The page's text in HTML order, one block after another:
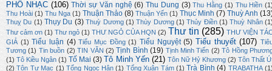
PHỔ NHẠC (106) Thời sự Văn nghệ (6) Thu Dung (3) Thu Hằng (1) Thu Hiền
Thu Hoài (1) Thu Nga (1) Thuận Thảo (8) Thuận Yến (1) Thục Minh (7) Thuỳ Anh
Thuỵ Du (1) Thụy Du (3) Thuỳ Dương (1) Thùy Dương (1) Thủy Điền (1) Thuỳ Nhân
Thư cảm ơn (1) Thư ngỏ (1) THƯ NGỎ CỦA HQN (2) Thư tin (285) THƯ VIỆN
GIẢ (1) Tiểu luận (4) Tiểu Mục Đồng (1) Tiểu Nguyệt (5) Tiểu thuyết (107)
Tương (1) Tin buồn (2) TIN VĂN (2) Tịnh Bình (19) Tịnh Minh Tiến (2) Tô Hồng
(1) Tô Kiều Ngân (1) Tố Mai (3) Tô Minh Yến (21) Tôn Nữ Hỷ Khương (2) Tôn Thất
(2) Tôn Tư Mạc (1) Tống Ngọc Hân (1) Tống Xuân Tám (1) Trà Bình (4) TRABATHA